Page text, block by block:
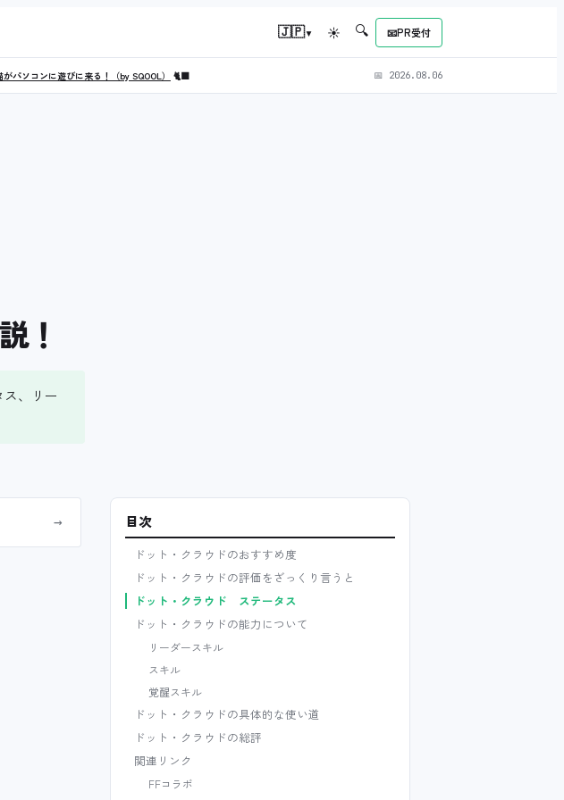
🇯🇵▾ ☀ 🔍 📧PR受付
パソコンに遊びに来る！（by SQOOL） 🐈‍⬛ 📅 2026.08.06
！
、リー
→ 目次
ドット・クラウドのおすすめ度
ドット・クラウドの評価をざっくり言うと
ドット・クラウド ステータス
ドット・クラウドの能力について
リーダースキル
スキル
覚醒スキル
ドット・クラウドの具体的な使い道
ドット・クラウドの総評
関連リンク
FFコラボ